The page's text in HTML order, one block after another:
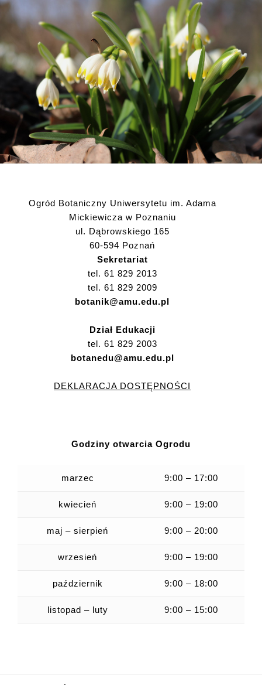
Ogród Botaniczny Uniwersytetu im. Adama
Mickiewicza w Poznaniu
ul. Dąbrowskiego 165
60-594 Poznań
Sekretariat
tel. 61 829 2013
tel. 61 829 2009
botanik@amu.edu.pl
Dział Edukacji
tel. 61 829 2003
botanedu@amu.edu.pl
DEKLARACJA DOSTĘPNOŚCI
Godziny otwarcia Ogrodu
marzec 9:00 – 17:00
kwiecień 9:00 – 19:00
maj – sierpień 9:00 – 20:00
wrzesień 9:00 – 19:00
październik 9:00 – 18:00
listopad – luty 9:00 – 15:00